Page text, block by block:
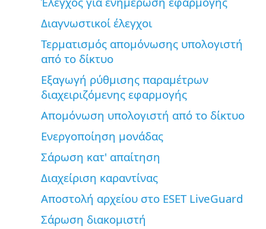
Διαγνωστικοί έλεγχοι
Τερματισμός απομόνωσης υπολογιστή
από το δίκτυο
Εξαγωγή ρύθμισης παραμέτρων
διαχειριζόμενης εφαρμογής
Απομόνωση υπολογιστή από το δίκτυο
Ενεργοποίηση μονάδας
Σάρωση κατ' απαίτηση
Διαχείριση καραντίνας
Αποστολή αρχείου στο ESET LiveGuard
Σάρωση διακομιστή